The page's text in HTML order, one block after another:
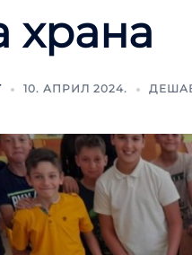
храна
10. АПРИЛ 2024.